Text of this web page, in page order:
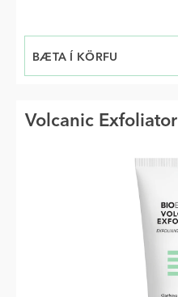
BÆTA Í KÖRFU
VERÐ
Volcanic Exfoliator